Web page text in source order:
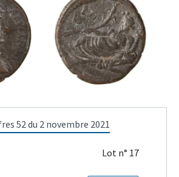
52 du 2 novembre 2021
Lot n° 17